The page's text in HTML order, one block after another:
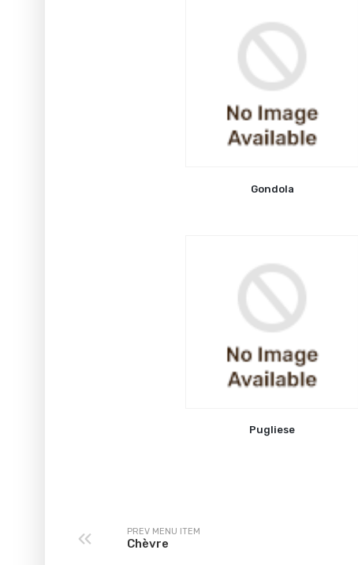
Gondola
Pugliese
PREV MENU ITEM
Chèvre